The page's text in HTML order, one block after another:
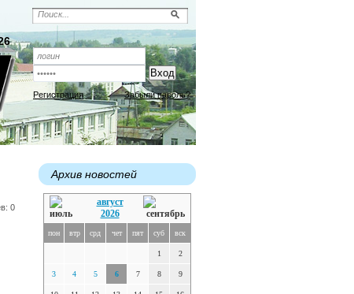
Регистрация Забыли пароль?
0
Архив новостей
август
2026
пон втр срд чет пят суб вск
1 2
3 4 5 6 7 8 9